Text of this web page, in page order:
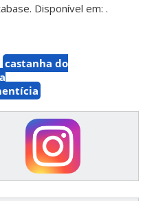
Disponível em: .
castanha do